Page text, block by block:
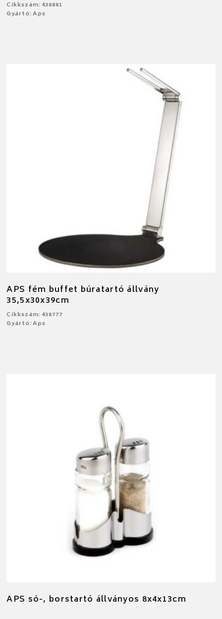
Cikkszám: 438881
Gyártó: Aps
APS fém buffet búratartó állvány
35,5x30x39cm
Cikkszám: 438777
Gyártó: Aps
APS só-, borstartó állványos 8x4x13cm